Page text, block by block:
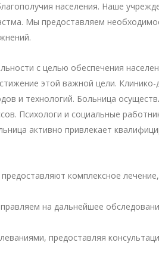
населения. Наше
Мы предоставляем
с целью обеспечения
этой важной цели. Клинико-
и технологий. Больница
Психологи и социальные
активно привлекает
комплексное
на дальнейшее
предоставляя